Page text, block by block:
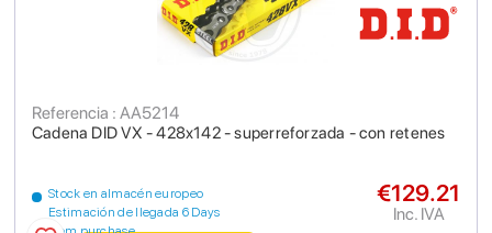
Cadena DID VX - 428x142 - superreforzada - con retenes
Referencia : AA5214
Stock en almacén europeo
Estimación de llegada 6 Days
€129.21
Inc. IVA